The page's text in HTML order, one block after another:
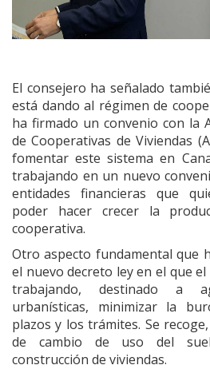
El consejero ha señalado
está dando al régimen de
ha firmado un convenio con la
de Cooperativas de Viviendas
fomentar este sistema en
trabajando en un nuevo
entidades financieras que
poder hacer crecer la
cooperativa.
Otro aspecto fundamental que
el nuevo decreto ley en el que
trabajando, destinado a
urbanísticas, minimizar la
plazos y los trámites. Se
de cambio de uso del
construcción de viviendas.